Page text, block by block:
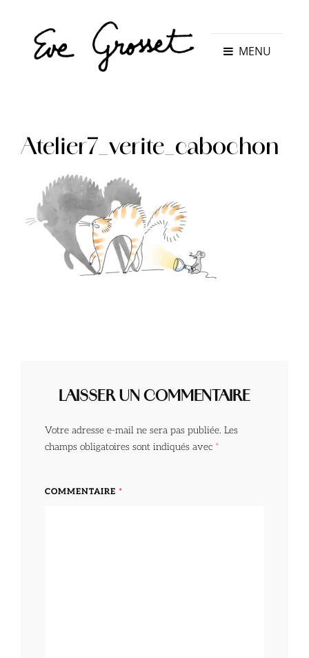
MENU
Atelier7_verite_cabochon
LAISSER UN COMMENTAIRE
Votre adresse e-mail ne sera pas publiée. Les
champs obligatoires sont indiqués avec *
COMMENTAIRE *